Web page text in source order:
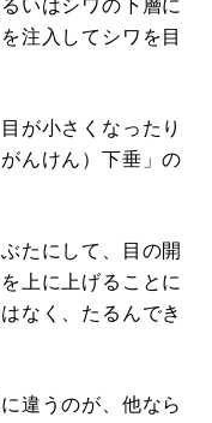
いはシワの下層に
注入してシワを目
が小さくなったり
んけん）下垂」の
たにして、目の開
上に上げることに
なく、たるんでき
違うのが、他なら